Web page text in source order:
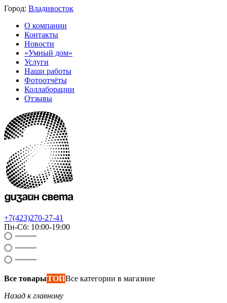
Город: Владивосток
О компании
Контакты
Новости
«Умный дом»
Услуги
Наши работы
Фотоотчёты
Коллаборации
Отзывы
+7(423)270-27-41
Пн-Сб: 10:00-19:00
Все товарыТОПВсе категории в магазине
Назад к главному